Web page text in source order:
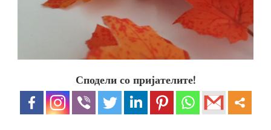
Сподели со пријателите!